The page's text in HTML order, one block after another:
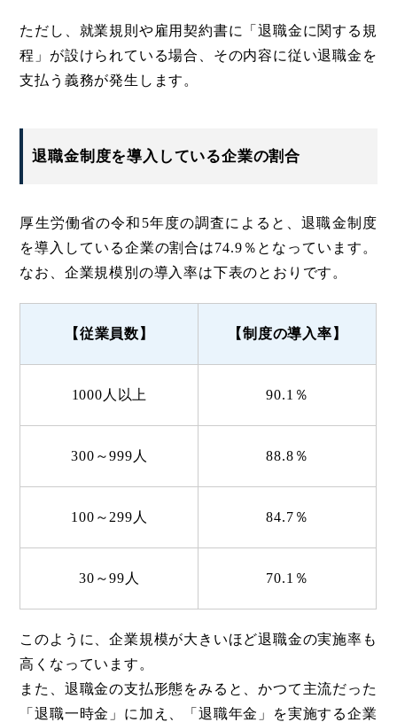
ただし、就業規則や雇用契約書に「退職金に関する規
程」が設けられている場合、その内容に従い退職金を
支払う義務が発生します。
退職金制度を導入している企業の割合
厚生労働省の令和5年度の調査によると、退職金制度
を導入している企業の割合は74.9％となっています。
なお、企業規模別の導入率は下表のとおりです。
【従業員数】 【制度の導入率】
1000人以上 90.1％
300～999人 88.8％
100～299人 84.7％
30～99人 70.1％
このように、企業規模が大きいほど退職金の実施率も
高くなっています。
また、退職金の支払形態をみると、かつて主流だった
「退職一時金」に加え、「退職年金」を実施する企業